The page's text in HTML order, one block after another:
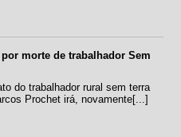
morte de trabalhador Sem
do trabalhador rural sem terra
Prochet irá, novamente[...]